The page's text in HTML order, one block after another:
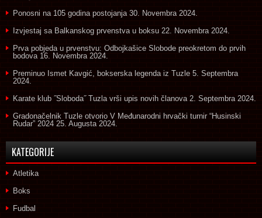
Ponosni na 105 godina postojanja 30. Novembra 2024.
Izvjestaj sa Balkanskog prvenstva u boksu 22. Novembra 2024.
Prva pobjeda u prvenstvu: Odbojkašice Slobode preokretom do prvih
bodova 16. Novembra 2024.
Preminuo Ismet Kavgić, bokserska legenda iz Tuzle 5. Septembra
2024.
Karate klub ˝Sloboda˝ Tuzla vrši upis novih članova 2. Septembra 2024.
Gradonačelnik Tuzle otvorio V Međunarodni hrvački turnir “Husinski
Rudar” 2024 25. Augusta 2024.
KATEGORIJE
Atletika
Boks
Fudbal